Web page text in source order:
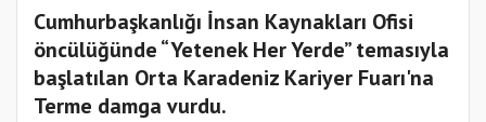
Cumhurbaşkanlığı İnsan Kaynakları Ofisi
öncülüğünde “Yetenek Her Yerde” temasıyla
başlatılan Orta Karadeniz Kariyer Fuarı'na
Terme damga vurdu.